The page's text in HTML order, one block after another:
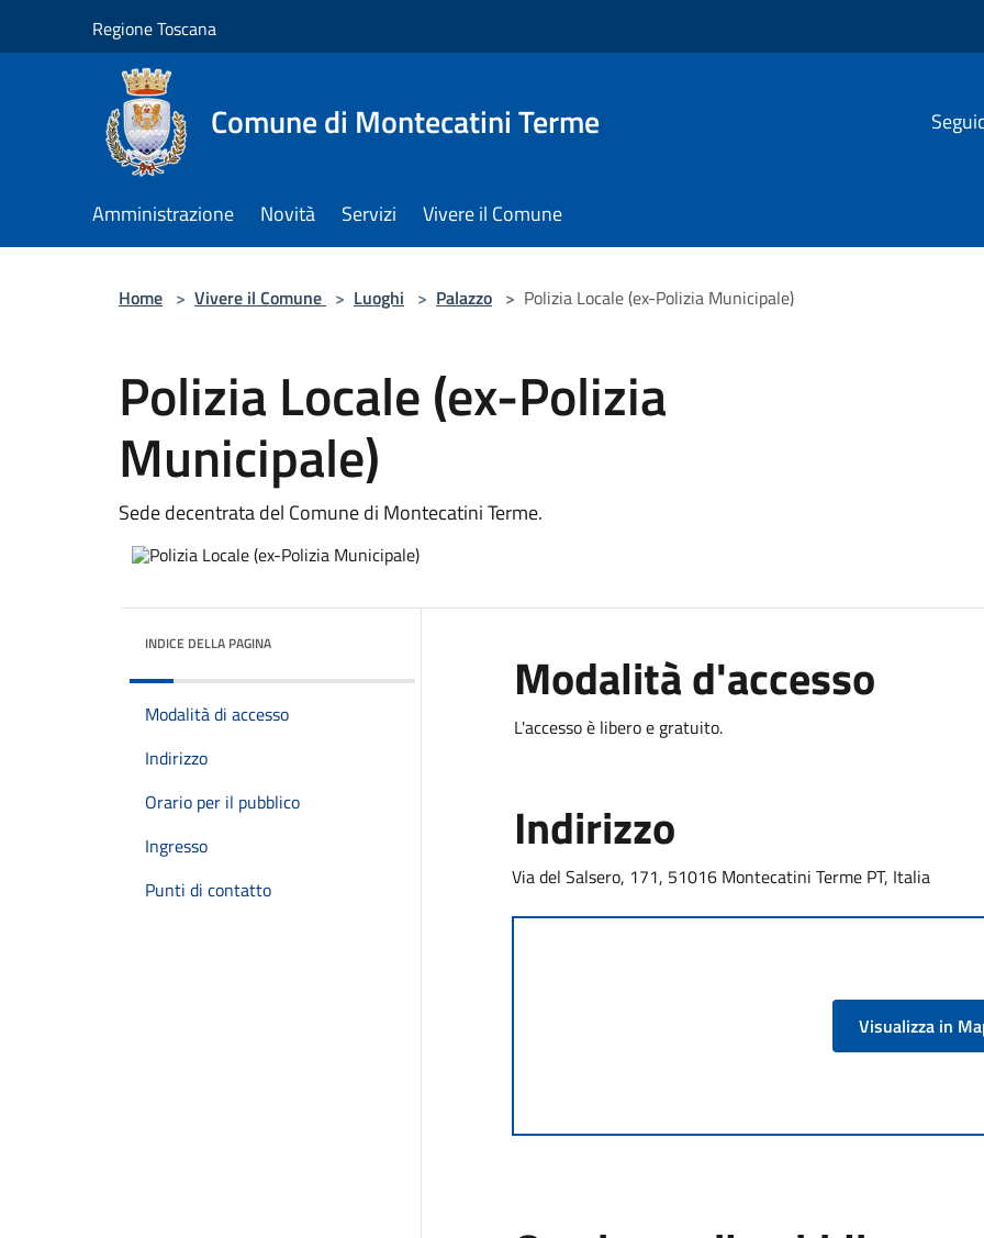
Regione Toscana
Comune di Montecatini Terme
Amministrazione Novità Servizi Vivere il Comune
Home > Vivere il Comune > Luoghi > Palazzo > Polizia Locale (ex-Polizia Municipale)
Polizia Locale (ex-Polizia
Municipale)
Sede decentrata del Comune di Montecatini Terme.
INDICE DELLA PAGINA
Modalità di accesso
Indirizzo
Orario per il pubblico
Ingresso
Punti di contatto
Modalità d'accesso
L'accesso è libero e gratuito.
Indirizzo
Via del Salsero, 171, 51016 Montecatini Terme PT, Italia
Visualizza in